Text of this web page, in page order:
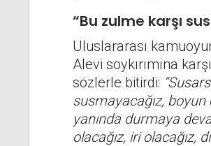
“Bu zulme karşı
Uluslararası
Alevi soykırımına
sözlerle bitirdi:
susmayacağız, boyun
yanında durmaya
olacağız, iri olacağız,